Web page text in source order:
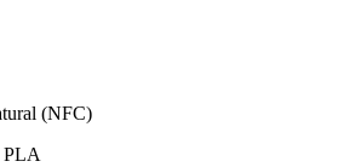
(NFC)
PLA